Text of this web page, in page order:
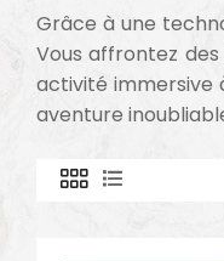
Grâce à une
Vous affrontez
activité immersive
aventure